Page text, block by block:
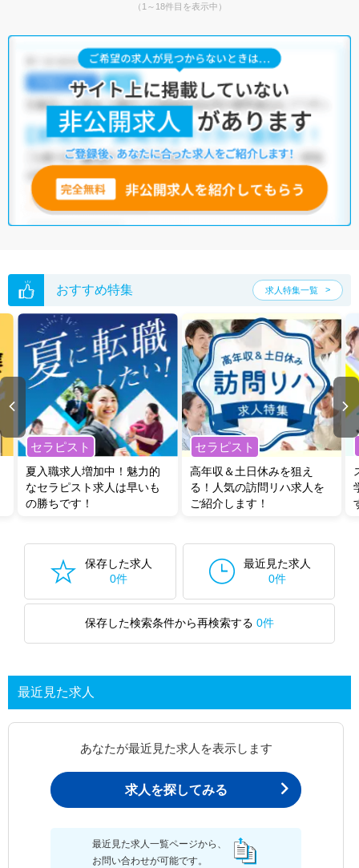
（1～18件目を表示中）
おすすめ特集 求人特集一覧
セラピスト
夏入職求人増加中！魅力的
なセラピスト求人は早いも
の勝ちです！
セラピスト
高年収＆土日休みを狙え
る！人気の訪問リハ求人を
ご紹介します！
保存した求人
0件
最近見た求人
0件
保存した検索条件から再検索する 0件
最近見た求人
あなたが最近見た求人を表示します
求人を探してみる
最近見た求人一覧ページから、
お問い合わせが可能です。